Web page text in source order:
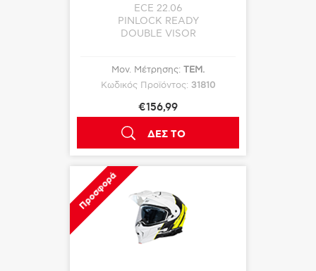
ECE 22.06
PINLOCK READY
DOUBLE VISOR
Μον. Μέτρησης: ΤΕΜ.
Κωδικός Προϊόντος: 31810
€156,99
ΔΕΣ ΤΟ
Προσφορά